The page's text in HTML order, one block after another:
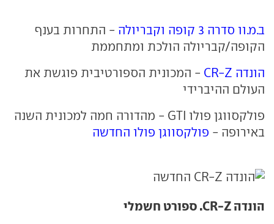
ב.מ.וו סדרה 3 קופה וקבריולה
- התחרות בענף
הקופה/קבריולה הולכת ומתחממת
הונדה CR-Z
- המכונית הספורטיבית פוגשת את
העולם ההיברידי
פולקסווגן פולו GTI - מהדורה חמה למכונית השנה
באירופה - פולקסווגן פולו החדשה
הונדה CR-Z. ספורט חשמלי